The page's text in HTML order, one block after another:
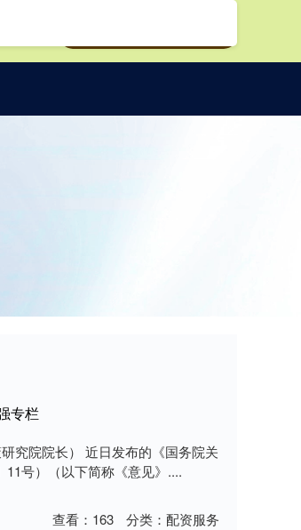
专栏
究院院长） 近日发布的《国务院关
11号）（以下简称《意见》....
查看： 163 分类： 配资服务